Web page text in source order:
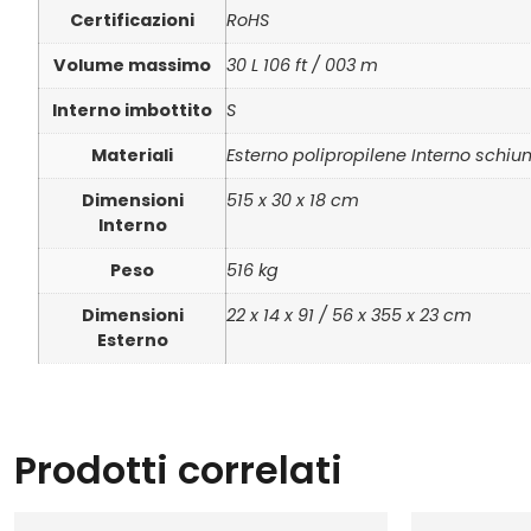
Certificazioni
RoHS
Volume massimo
30 L 106 ft / 003 m
Interno imbottito S
Materiali
Esterno polipropilene Interno
Dimensioni
Interno
515 x 30 x 18 cm
Peso
516 kg
Dimensioni
Esterno
22 x 14 x 91 / 56 x 355 x 23 cm
Prodotti correlati